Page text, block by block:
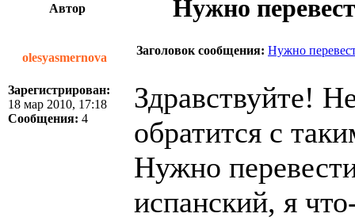
Автор Нужно
olesyasmernova
Заголовок сообщения: Нужно
Зарегистрирован:
18 мар 2010, 17:18
Сообщения: 4
Здравствуйте!
обратится с
Нужно
испанский, я